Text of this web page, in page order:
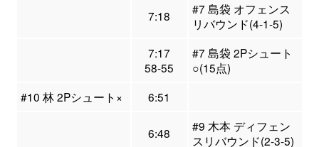
7:18
#7 島袋 オフェンス
リバウンド(4-1-5)
7:17
58-55
#7 島袋 2Pシュート
○(15点)
#10 林 2Pシュート×
6:51
6:48
#9 木本 ディフェン
スリバウンド(2-3-5)